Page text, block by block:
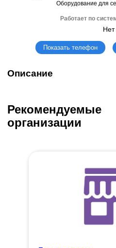
Оборудование для
Работает по
Нет
Показать телефон
Описание
Рекомендуемые
организации